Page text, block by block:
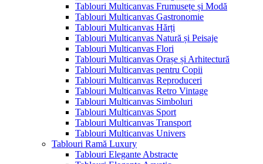
Tablouri Multicanvas Frumusețe și Modă
Tablouri Multicanvas Gastronomie
Tablouri Multicanvas Hărți
Tablouri Multicanvas Natură și Peisaje
Tablouri Multicanvas Flori
Tablouri Multicanvas Orașe și Arhitectură
Tablouri Multicanvas pentru Copii
Tablouri Multicanvas Reproduceri
Tablouri Multicanvas Retro Vintage
Tablouri Multicanvas Simboluri
Tablouri Multicanvas Sport
Tablouri Multicanvas Transport
Tablouri Multicanvas Univers
Tablouri Ramă Luxury
Tablouri Elegante Abstracte